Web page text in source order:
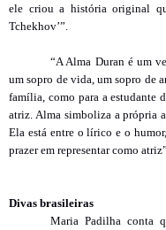
ele criou a história original
Tchekhov’”.
“A Alma Duran é um
um sopro de vida, um sopro de
família, como para a estudante
atriz. Alma simboliza a própria
Ela está entre o lírico e o
prazer em representar como
Divas brasileiras
Maria Padilha conta